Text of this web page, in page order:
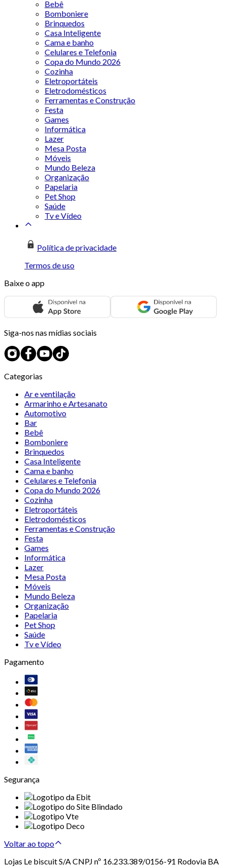
Bebê
Bomboniere
Brinquedos
Casa Inteligente
Cama e banho
Celulares e Telefonia
Copa do Mundo 2026
Cozinha
Eletroportáteis
Eletrodomésticos
Ferramentas e Construção
Festa
Games
Informática
Lazer
Mesa Posta
Móveis
Mundo Beleza
Organização
Papelaria
Pet Shop
Saúde
Tv e Vídeo
Política de privacidade
Termos de uso
Baixe o app
Siga-nos nas mídias sociais
Categorias
Ar e ventilação
Armarinho e Artesanato
Automotivo
Bar
Bebê
Bomboniere
Brinquedos
Casa Inteligente
Cama e banho
Celulares e Telefonia
Copa do Mundo 2026
Cozinha
Eletroportáteis
Eletrodomésticos
Ferramentas e Construção
Festa
Games
Informática
Lazer
Mesa Posta
Móveis
Mundo Beleza
Organização
Papelaria
Pet Shop
Saúde
Tv e Vídeo
Pagamento
Segurança
Voltar ao topo
Lojas Le biscuit S/A CNPJ nº 16.233.389/0156-91 Rodovia BA